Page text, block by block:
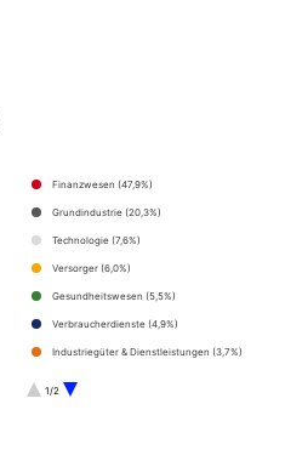
Finanzwesen (47,9%)
Grundindustrie (20,3%)
Technologie (7,6%)
Versorger (6,0%)
Gesundheitswesen (5,5%)
Verbraucherdienste (4,9%)
Industriegüter & Dienstleistungen (3,7%)
Telekommunikation (2,4%)
1/2